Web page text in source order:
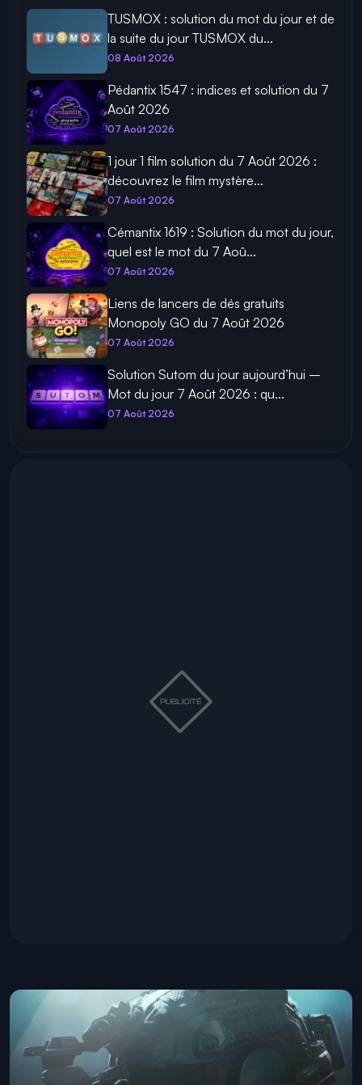
TUSMOX : solution du mot du jour et de
la suite du jour TUSMOX du...
08 Août 2026
Pédantix 1547 : indices et solution du 7
Août 2026
07 Août 2026
1 jour 1 film solution du 7 Août 2026 :
découvrez le film mystère...
07 Août 2026
Cémantix 1619 : Solution du mot du jour,
quel est le mot du 7 Aoû...
07 Août 2026
Liens de lancers de dés gratuits
Monopoly GO du 7 Août 2026
07 Août 2026
Solution Sutom du jour aujourd’hui –
Mot du jour 7 Août 2026 : qu...
07 Août 2026